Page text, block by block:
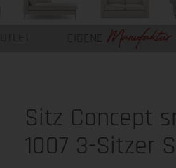
OUTLET EIGENE
Sitz Concept
1007 3-Sitzer